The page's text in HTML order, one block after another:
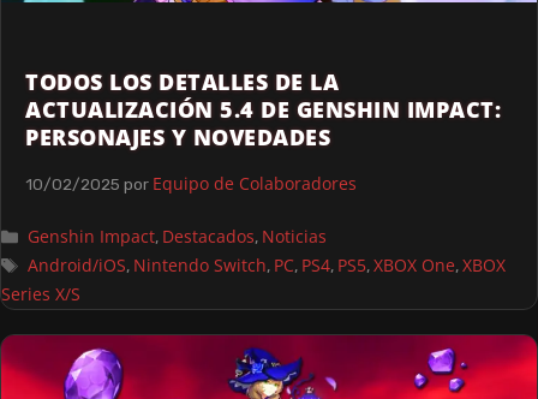
TODOS LOS DETALLES DE LA
ACTUALIZACIÓN 5.4 DE GENSHIN IMPACT:
PERSONAJES Y NOVEDADES
10/02/2025 por Equipo de Colaboradores
Genshin Impact, Destacados, Noticias
Android/iOS, Nintendo Switch, PC, PS4, PS5,XBOX One,XBOX
Series X/S